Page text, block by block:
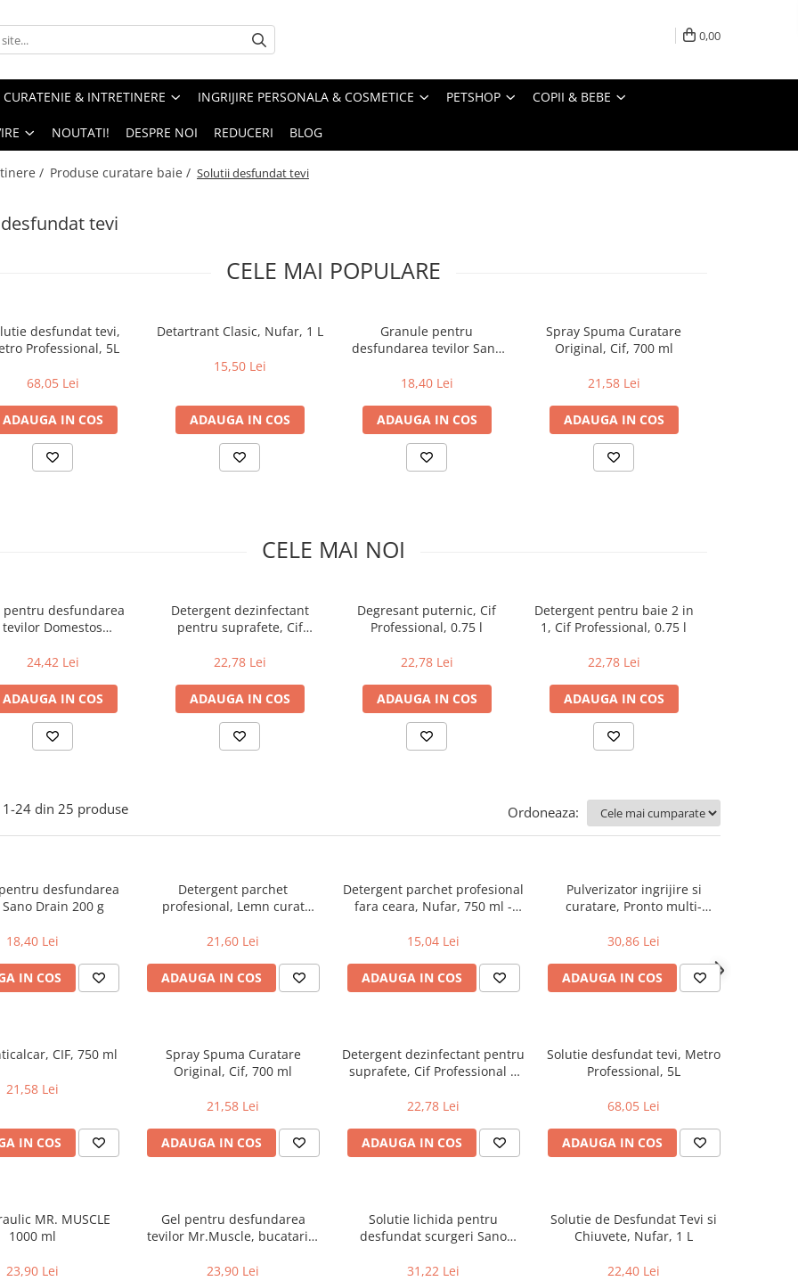
0,00
CURATENIE & INTRETINERE INGRIJIRE PERSONALA & COSMETICE PETSHOP COPII & BEBE
NOUTATI! DESPRE NOI REDUCERI BLOG
/ Produse curatare baie / Solutii desfundat tevi
tevi
CELE MAI POPULARE
desfundat tevi,
Professional, 5L
68,05 Lei
ADAUGA IN COS
Detartrant Clasic, Nufar, 1 L
15,50 Lei
ADAUGA IN COS
Granule pentru
desfundarea tevilor Sano
18,40 Lei
ADAUGA IN COS
Spray Spuma Curatare
Original, Cif, 700 ml
21,58 Lei
ADAUGA IN COS
CELE MAI NOI
pentru desfundarea
tevilor Domestos
24,42 Lei
ADAUGA IN COS
Detergent dezinfectant
pentru suprafete, Cif
22,78 Lei
ADAUGA IN COS
Degresant puternic, Cif
Professional, 0.75 l
22,78 Lei
ADAUGA IN COS
Detergent pentru baie 2 in
1, Cif Professional, 0.75 l
22,78 Lei
ADAUGA IN COS
1-24 din 25 produse Ordoneaza:
desfundarea
Drain 200 g
18,40 Lei
IN COS
Detergent parchet
profesional, Lemn curat
21,60 Lei
ADAUGA IN COS
Detergent parchet profesional
fara ceara, Nufar, 750 ml -
15,04 Lei
ADAUGA IN COS
Pulverizator ingrijire si
curatare, Pronto multi-
30,86 Lei
ADAUGA IN COS
CIF, 750 ml
21,58 Lei
IN COS
Spray Spuma Curatare
Original, Cif, 700 ml
21,58 Lei
ADAUGA IN COS
Detergent dezinfectant pentru
suprafete, Cif Professional 2
22,78 Lei
ADAUGA IN COS
Solutie desfundat tevi, Metro
Professional, 5L
68,05 Lei
ADAUGA IN COS
MR. MUSCLE
1000 ml
23,90 Lei
Gel pentru desfundarea
tevilor Mr.Muscle, bucatarie,
23,90 Lei
Solutie lichida pentru
desfundat scurgeri Sano
31,22 Lei
Solutie de Desfundat Tevi si
Chiuvete, Nufar, 1 L
22,40 Lei